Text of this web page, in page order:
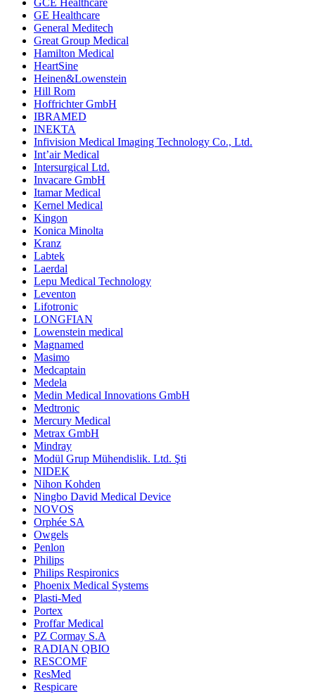
GCE Healthcare
GE Healthcare
General Meditech
Great Group Medical
Hamilton Medical
HeartSine
Heinen&Lowenstein
Hill Rom
Hoffrichter GmbH
IBRAMED
INEKTA
Infivision Medical Imaging Technology Co., Ltd.
Int’air Medical
Intersurgical Ltd.
Invacare GmbH
Itamar Medical
Kernel Medical
Kingon
Konica Minolta
Kranz
Labtek
Laerdal
Lepu Medical Technology
Leventon
Lifotronic
LONGFIAN
Lowenstein medical
Magnamed
Masimo
Medcaptain
Medela
Medin Medical Innovations GmbH
Medtronic
Mercury Medical
Metrax GmbH
Mindray
Modül Grup Mühendislik. Ltd. Şti
NIDEK
Nihon Kohden
Ningbo David Medical Device
NOVOS
Orphée SA
Owgels
Penlon
Philips
Philips Respironics
Phoenix Medical Systems
Plasti-Med
Portex
Proffar Medical
PZ Cormay S.A
RADIAN QBIO
RESCOMF
ResMed
Respicare